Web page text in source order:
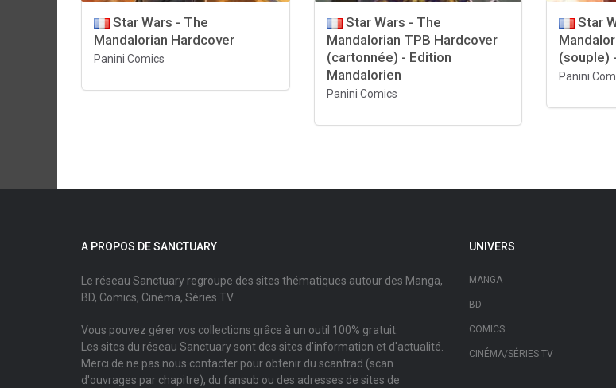
Star Wars - The
Mandalorian Hardcover
Panini Comics
Star Wars - The
Mandalorian TPB Hardcover
(cartonnée) - Edition
Mandalorien
Panini Comics
Star
(souple)
Panini
A PROPOS DE SANCTUARY
Le réseau Sanctuary regroupe des sites thématiques autour des Manga,
BD, Comics, Cinéma, Séries TV.
Vous pouvez gérer vos collections grâce à un outil 100% gratuit.
Les sites du réseau Sanctuary sont des sites d'information et d'actualité.
Merci de ne pas nous contacter pour obtenir du scantrad (scan
d'ouvrages par chapitre), du fansub ou des adresses de sites de
UNIVERS
MANGA
BD
COMICS
CINÉMA/SÉRIES TV